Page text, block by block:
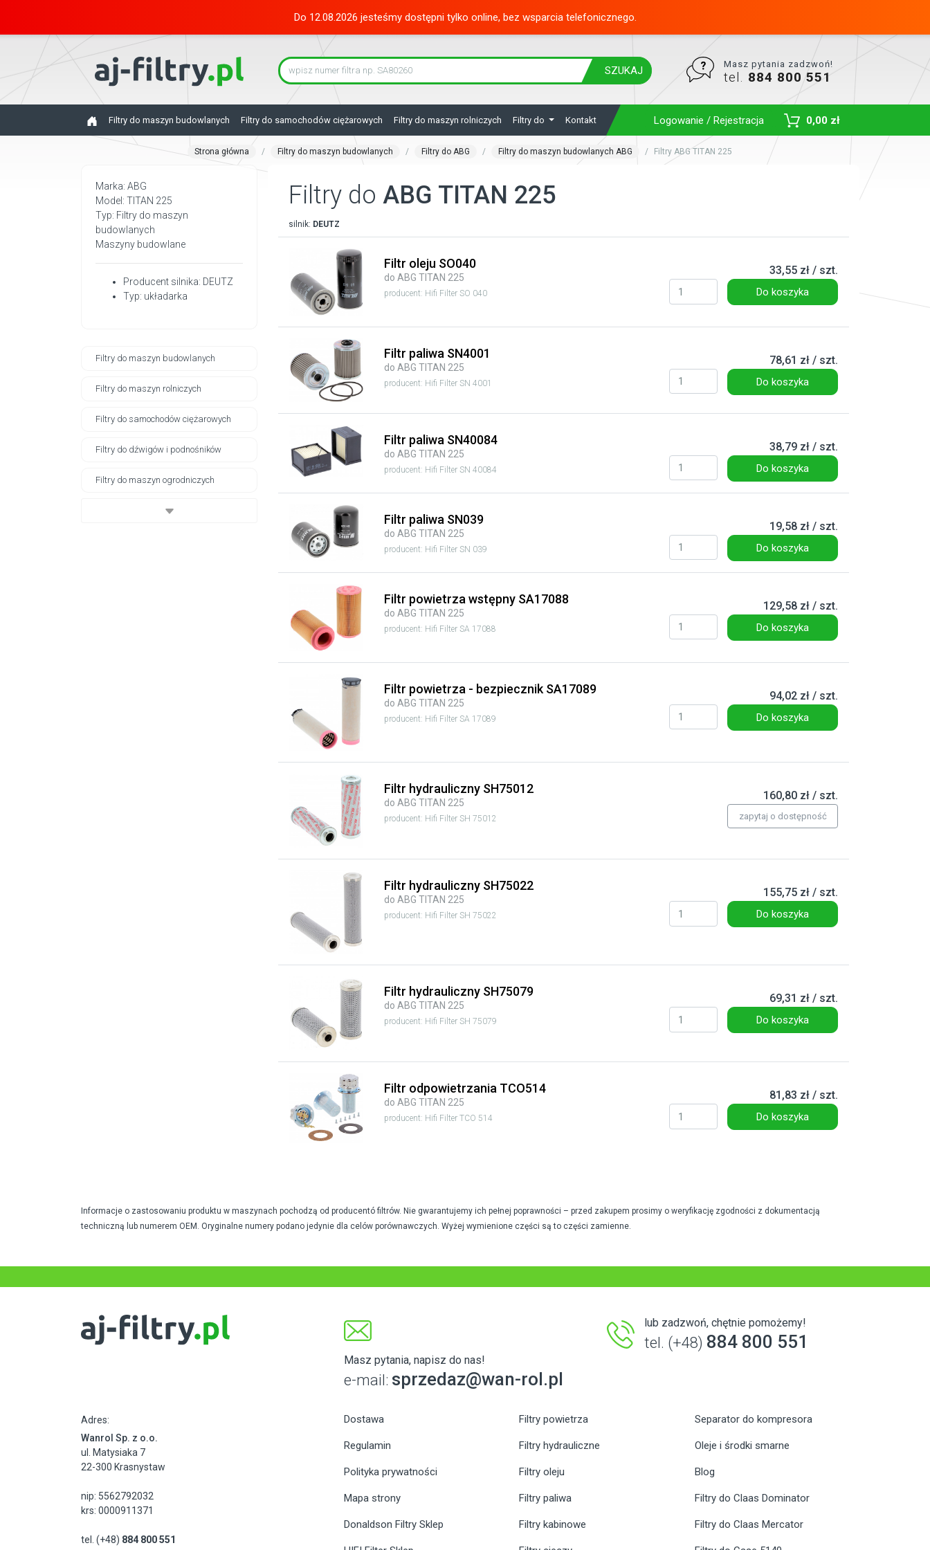
Do 12.08.2026 jesteśmy dostępni tylko online, bez wsparcia telefonicznego.
SZUKAJ
Masz pytania zadzwoń!
tel. 884 800 551
Filtry do maszyn budowlanych Filtry do samochodów ciężarowych Filtry do maszyn rolniczych Filtry do Kontakt Logowanie / Rejestracja 0,00 zł
Strona główna Filtry do maszyn budowlanych Filtry do ABG Filtry do maszyn budowlanych ABG Filtry ABG TITAN 225
Marka: ABG
Model: TITAN 225
Typ: Filtry do maszyn
budowlanych
Maszyny budowlane
Producent silnika: DEUTZ
Typ: układarka
Filtry do maszyn budowlanych
Filtry do maszyn rolniczych
Filtry do samochodów ciężarowych
Filtry do dźwigów i podnośników
Filtry do maszyn ogrodniczych
Filtry do ABG TITAN 225
silnik: DEUTZ
Filtr oleju SO040
do ABG TITAN 225
producent: Hifi Filter SO 040
33,55 zł / szt.
Do koszyka
Filtr paliwa SN4001
do ABG TITAN 225
producent: Hifi Filter SN 4001
78,61 zł / szt.
Do koszyka
Filtr paliwa SN40084
do ABG TITAN 225
producent: Hifi Filter SN 40084
38,79 zł / szt.
Do koszyka
Filtr paliwa SN039
do ABG TITAN 225
producent: Hifi Filter SN 039
19,58 zł / szt.
Do koszyka
Filtr powietrza wstępny SA17088
do ABG TITAN 225
producent: Hifi Filter SA 17088
129,58 zł / szt.
Do koszyka
Filtr powietrza - bezpiecznik SA17089
do ABG TITAN 225
producent: Hifi Filter SA 17089
94,02 zł / szt.
Do koszyka
Filtr hydrauliczny SH75012
do ABG TITAN 225
producent: Hifi Filter SH 75012
160,80 zł / szt.
zapytaj o dostępność
Filtr hydrauliczny SH75022
do ABG TITAN 225
producent: Hifi Filter SH 75022
155,75 zł / szt.
Do koszyka
Filtr hydrauliczny SH75079
do ABG TITAN 225
producent: Hifi Filter SH 75079
69,31 zł / szt.
Do koszyka
Filtr odpowietrzania TCO514
do ABG TITAN 225
producent: Hifi Filter TCO 514
81,83 zł / szt.
Do koszyka
Informacje o zastosowaniu produktu w maszynach pochodzą od producentó filtrów. Nie gwarantujemy ich pełnej poprawności – przed zakupem prosimy o weryfikację zgodności z dokumentacją
techniczną lub numerem OEM. Oryginalne numery podano jedynie dla celów porównawczych. Wyżej wymienione części są to części zamienne.
Masz pytania, napisz do nas!
e-mail: sprzedaz@wan-rol.pl
lub zadzwoń, chętnie pomożemy!
tel. (+48) 884 800 551
Adres:
Wanrol Sp. z o.o.
ul. Matysiaka 7
22-300 Krasnystaw
nip: 5562792032
krs: 0000911371
tel. (+48) 884 800 551
Dostawa
Regulamin
Polityka prywatności
Mapa strony
Donaldson Filtry Sklep
Filtry powietrza
Filtry hydrauliczne
Filtry oleju
Filtry paliwa
Filtry kabinowe
Separator do kompresora
Oleje i środki smarne
Blog
Filtry do Claas Dominator
Filtry do Claas Mercator